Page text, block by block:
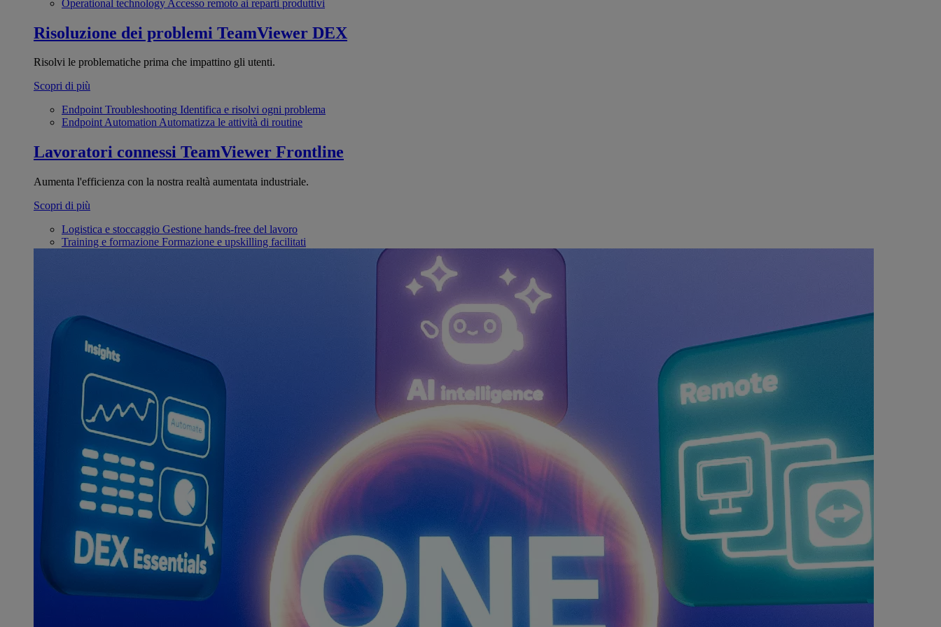
Operational technology Accesso remoto ai reparti produttivi
Risoluzione dei problemi TeamViewer DEX
Risolvi le problematiche prima che impattino gli utenti.
Scopri di più
Endpoint Troubleshooting Identifica e risolvi ogni problema
Endpoint AutomationAutomatizza le attività di routine
Lavoratori connessi TeamViewer Frontline
Aumenta l'efficienza con la nostra realtà aumentata industriale.
Scopri di più
Logistica e stoccaggio Gestione hands-free del lavoro
Training e formazione Formazione e upskilling facilitati